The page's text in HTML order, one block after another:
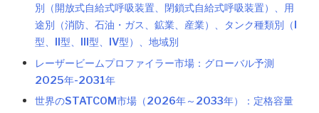
別（開放式自給式呼吸装置、閉鎖式自給式呼吸装置）、用
途別（消防、石油・ガス、鉱業、産業）、タンク種類別（I
型、II型、III型、IV型）、地域別
レーザービームプロファイラー市場：グローバル予測
2025年-2031年
世界のSTATCOM市場（2026年～2033年）：定格容量